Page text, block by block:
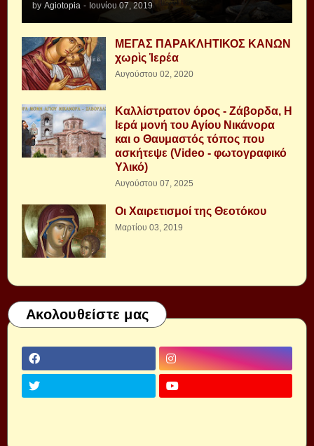
by Agiotopia - Ιουνίου 07, 2019
ΜΕΓΑΣ ΠΑΡΑΚΛΗΤΙΚΟΣ ΚΑΝΩΝ
χωρὶς Ἱερέα
Αυγούστου 02, 2020
Καλλίστρατον όρος - Ζάβορδα, Η
Ιερά μονή του Αγίου Νικάνορα
και ο Θαυμαστός τόπος που
ασκήτεψε (Video - φωτογραφικό
Υλικό)
Αυγούστου 07, 2025
Οι Χαιρετισμοί της Θεοτόκου
Μαρτίου 03, 2019
Ακολουθείστε μας